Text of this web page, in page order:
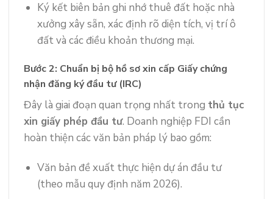
Ký kết biên bản ghi nhớ thuê đất hoặc nhà
xưởng xây sẵn, xác định rõ diện tích, vị trí ô
đất và các điều khoản thương mại.
Bước 2: Chuẩn bị bộ hồ sơ xin cấp Giấy chứng
nhận đăng ký đầu tư (IRC)
Đây là giai đoạn quan trọng nhất trong thủ tục
xin giấy phép đầu tư. Doanh nghiệp FDI cần
hoàn thiện các văn bản pháp lý bao gồm:
Văn bản đề xuất thực hiện dự án đầu tư
(theo mẫu quy định năm 2026).